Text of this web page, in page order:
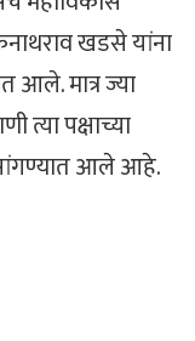
खडसे यांना
आले. मात्र ज्या
त्या पक्षाच्या
आले आहे.